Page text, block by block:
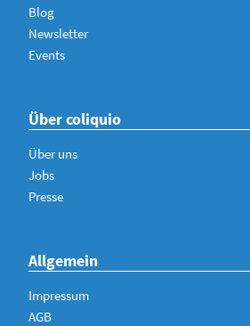
Blog
Newsletter
Events
Über coliquio
Über uns
Jobs
Presse
Allgemein
Impressum
AGB